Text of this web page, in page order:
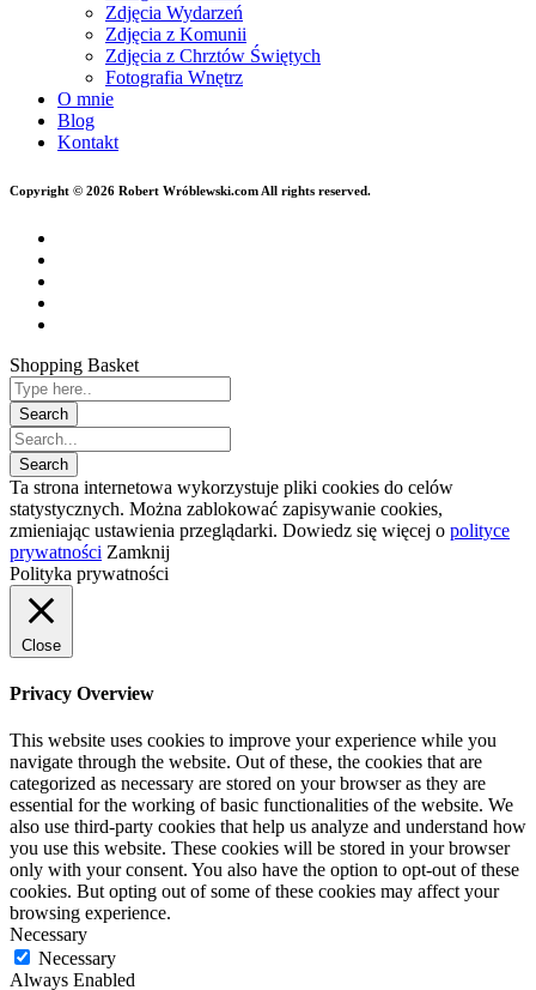
Zdjęcia Wydarzeń
Zdjęcia z Komunii
Zdjęcia z Chrztów Świętych
Fotografia Wnętrz
O mnie
Blog
Kontakt
Copyright © 2026 Robert Wróblewski.com All rights reserved.
Shopping Basket
Ta strona internetowa wykorzystuje pliki cookies do celów
statystycznych. Można zablokować zapisywanie cookies,
zmieniając ustawienia przeglądarki. Dowiedz się więcej o polityce
prywatności Zamknij
Polityka prywatności
Close
Privacy Overview
This website uses cookies to improve your experience while you
navigate through the website. Out of these, the cookies that are
categorized as necessary are stored on your browser as they are
essential for the working of basic functionalities of the website. We
also use third-party cookies that help us analyze and understand how
you use this website. These cookies will be stored in your browser
only with your consent. You also have the option to opt-out of these
cookies. But opting out of some of these cookies may affect your
browsing experience.
Necessary
Necessary
Always Enabled